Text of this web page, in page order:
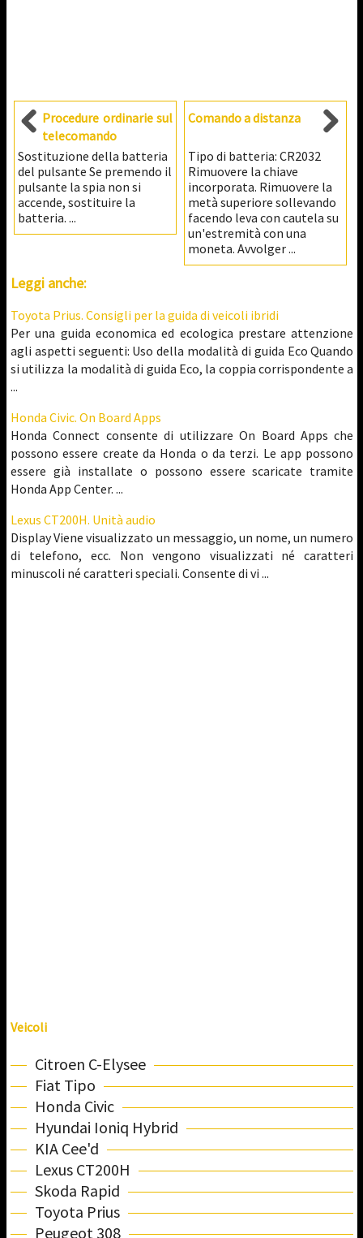
Procedure ordinarie sul
telecomando
Sostituzione della batteria
del pulsante Se premendo il
pulsante la spia non si
accende, sostituire la
batteria. ...
Comando a distanza
Tipo di batteria: CR2032
Rimuovere la chiave
incorporata. Rimuovere la
metà superiore sollevando
facendo leva con cautela su
un'estremità con una
moneta. Avvolger ...
Leggi anche:
Toyota Prius. Consigli per la guida di veicoli ibridi
Per una guida economica ed ecologica prestare attenzione
agli aspetti seguenti: Uso della modalità di guida Eco Quando
si utilizza la modalità di guida Eco, la coppia corrispondente a
...
Honda Civic. On Board Apps
Honda Connect consente di utilizzare On Board Apps che
possono essere create da Honda o da terzi. Le app possono
essere già installate o possono essere scaricate tramite
Honda App Center. ...
Lexus CT200H. Unità audio
Display Viene visualizzato un messaggio, un nome, un numero
di telefono, ecc. Non vengono visualizzati né caratteri
minuscoli né caratteri speciali. Consente di vi ...
Veicoli
Citroen C-Elysee
Fiat Tipo
Honda Civic
Hyundai Ioniq Hybrid
KIA Cee'd
Lexus CT200H
Skoda Rapid
Toyota Prius
Peugeot 308